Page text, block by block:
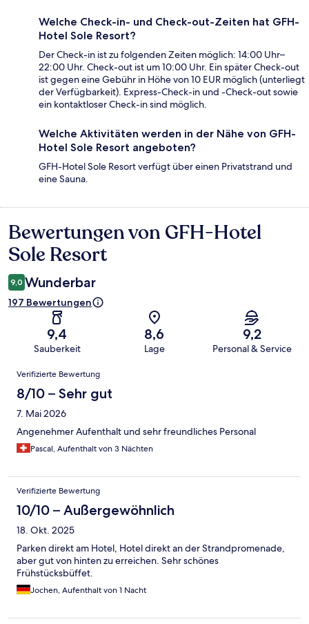
Welche Check-in- und Check-out-Zeiten hat GFH-
Hotel Sole Resort?
Der Check-in ist zu folgenden Zeiten möglich: 14:00 Uhr–
22:00 Uhr. Check-out ist um 10:00 Uhr. Ein später Check-out
ist gegen eine Gebühr in Höhe von 10 EUR möglich (unterliegt
der Verfügbarkeit). Express-Check-in und -Check-out sowie
ein kontaktloser Check-in sind möglich.
Welche Aktivitäten werden in der Nähe von GFH-
Hotel Sole Resort angeboten?
GFH-Hotel Sole Resort verfügt über einen Privatstrand und
eine Sauna.
Bewertungen
Bewertungen von GFH-Hotel
Sole Resort
9,0 Wunderbar
197 Bewertungen
9,4
Sauberkeit
8,6
Lage
9,2
Personal & Service
Bewertungen
Verifizierte Bewertung
8/10 – Sehr gut
7. Mai 2026
Angenehmer Aufenthalt und sehr freundliches Personal
Pascal, Aufenthalt von 3 Nächten
Verifizierte Bewertung
10/10 – Außergewöhnlich
18. Okt. 2025
Parken direkt am Hotel, Hotel direkt an der Strandpromenade,
aber gut von hinten zu erreichen. Sehr schönes
Frühstücksbüffet.
Jochen, Aufenthalt von 1 Nacht